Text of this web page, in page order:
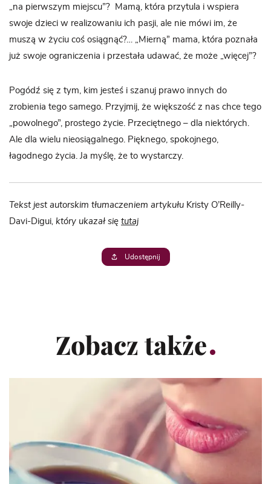
„na pierwszym miejscu”? Mamą, która przytula i wspiera
swoje dzieci w realizowaniu ich pasji, ale nie mówi im, że
muszą w życiu coś osiągnąć?… „Mierną” mama, która poznała
już swoje ograniczenia i przestała udawać, że może „więcej”?
Pogódź się z tym, kim jesteś i szanuj prawo innych do
zrobienia tego samego. Przyjmij, że większość z nas chce tego
„powolnego”, prostego życie. Przeciętnego – dla niektórych.
Ale dla wielu nieosiągalnego. Pięknego, spokojnego,
łagodnego życia. Ja myślę, że to wystarczy.
Tekst jest autorskim tłumaczeniem artykułu Kristy O’Reilly-
Davi-Digui , który ukazał się tutaj
Udostępnij
Zobacz także